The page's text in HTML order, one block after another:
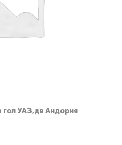
гол УАЗ,дв Андория